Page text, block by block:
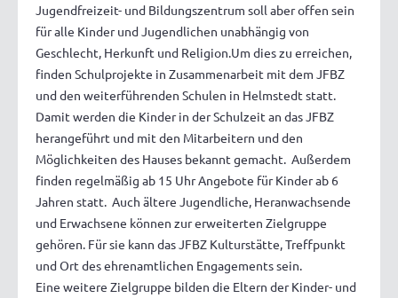
Jugendfreizeit- und Bildungszentrum soll aber offen sein
für alle Kinder und Jugendlichen unabhängig von
Geschlecht, Herkunft und Religion.Um dies zu erreichen,
finden Schulprojekte in Zusammenarbeit mit dem JFBZ
und den weiterführenden Schulen in Helmstedt statt.
Damit werden die Kinder in der Schulzeit an das JFBZ
herangeführt und mit den Mitarbeitern und den
Möglichkeiten des Hauses bekannt gemacht. Außerdem
finden regelmäßig ab 15 Uhr Angebote für Kinder ab 6
Jahren statt. Auch ältere Jugendliche, Heranwachsende
und Erwachsene können zur erweiterten Zielgruppe
gehören. Für sie kann das JFBZ Kulturstätte, Treffpunkt
und Ort des ehrenamtlichen Engagements sein.
Eine weitere Zielgruppe bilden die Eltern der Kinder- und